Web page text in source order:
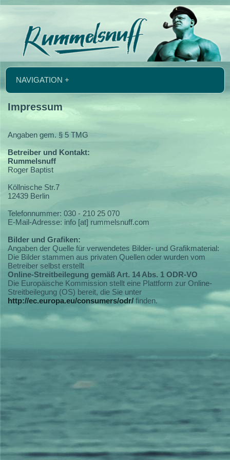
NAVIGATION +
Impressum
Angaben gem. § 5 TMG
Betreiber und Kontakt:
Rummelsnuff
Roger Baptist
Köllnische Str.7
12439 Berlin
Telefonnummer: 030 - 210 25 070
E-Mail-Adresse: info [at] rummelsnuff.com
Bilder und Grafiken:
Angaben der Quelle für verwendetes Bilder- und Grafikmaterial:
Die Bilder stammen aus privaten Quellen oder wurden vom
Betreiber selbst erstellt
Online-Streitbeilegung gemäß Art. 14 Abs. 1 ODR-VO
Die Europäische Kommission stellt eine Plattform zur Online-
Streitbeilegung (OS) bereit, die Sie unter
http://ec.europa.eu/consumers/odr/ finden.